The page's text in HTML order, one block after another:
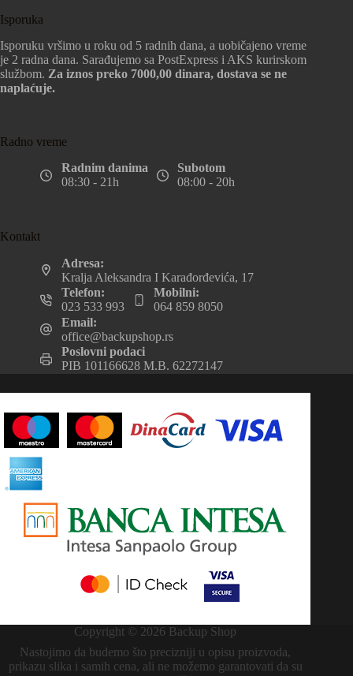
Isporuka
Isporuku vršimo u roku od 5 radnih dana, a uobičajeno vreme
je 2 radna dana. Sarađujemo sa PostExpress i AKS kurirskom
službom. Za iznos preko 7000,00 dinara, dostava se ne
naplaćuje.
Radno vreme
Radnim danima
08:30 - 21h
Subotom
08:00 - 20h
Kontakt
Adresa:
Kralja Aleksandra I Karađorđevića, 17
Telefon:
023 533 993
Mobilni:
064 859 8050
Email:
office@backupshop.rs
Poslovni podaci
PIB 101166628 M.B. 62272147
Copyright © 2026 Backup Shop
Nastojimo da budemo što precizniji u opisu proizvoda,
prikazu slika i samih cena, ali ne možemo garantovati da su